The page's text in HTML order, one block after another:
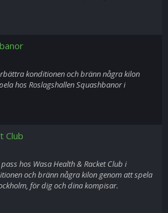
konditionen och bränn några kilon
hos Roslagshallen Squashbanor i
Club
hos Wasa Health & Racket Club i
och bränn några kilon genom att spela
för dig och dina kompisar.